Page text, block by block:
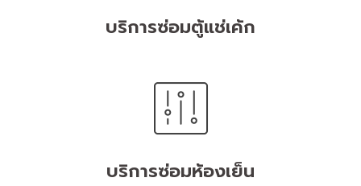
บริการซ่อมตู้แช่เค้ก
บริการซ่อมห้องเย็น